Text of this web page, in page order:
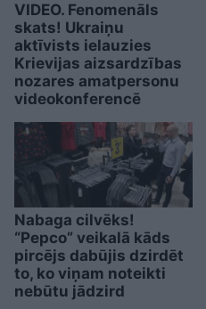
VIDEO. Fenomenāls
skats! Ukraiņu
aktīvists ielauzies
Krievijas aizsardzības
nozares amatpersonu
videokonferencē
Nabaga cilvēks!
“Pepco” veikalā kāds
pircējs dabūjis dzirdēt
to, ko viņam noteikti
nebūtu jādzird